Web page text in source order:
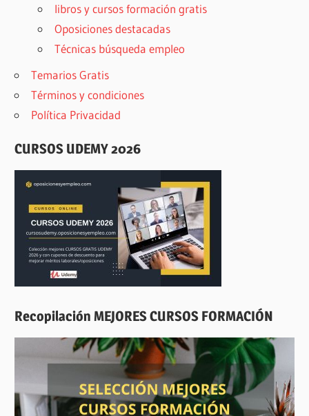
libros y cursos formación gratis
Oposiciones destacadas
Técnicas búsqueda empleo
Temarios Gratis
Términos y condiciones
Política Privacidad
CURSOS UDEMY 2026
Recopilación MEJORES CURSOS FORMACIÓN